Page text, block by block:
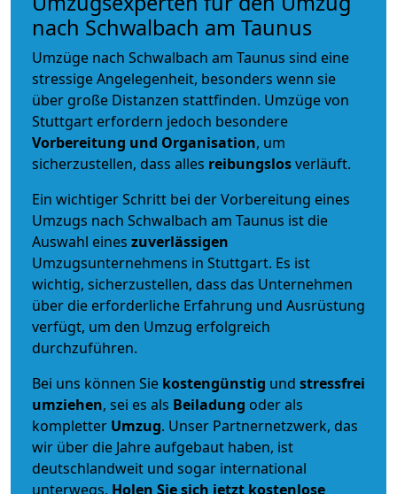
nach Schwalbach am Taunus
Umzüge nach Schwalbach am Taunus sind eine
stressige Angelegenheit, besonders wenn sie
über große Distanzen stattfinden. Umzüge von
Stuttgart erfordern jedoch besondere
Vorbereitung und Organisation, um
sicherzustellen, dass alles reibungslosverläuft.
Ein wichtiger Schritt bei der Vorbereitung eines
Umzugs nach Schwalbach am Taunus ist die
Auswahl eines zuverlässigen
Umzugsunternehmens in Stuttgart. Es ist
wichtig, sicherzustellen, dass das Unternehmen
über die erforderliche Erfahrung und Ausrüstung
verfügt, um den Umzug erfolgreich
durchzuführen.
Bei uns können Sie kostengünstig und stressfrei
umziehen, sei es als Beiladung oder als
kompletter Umzug. Unser Partnernetzwerk, das
wir über die Jahre aufgebaut haben, ist
deutschlandweit und sogar international
unterwegs. Holen Sie sich jetzt kostenlose